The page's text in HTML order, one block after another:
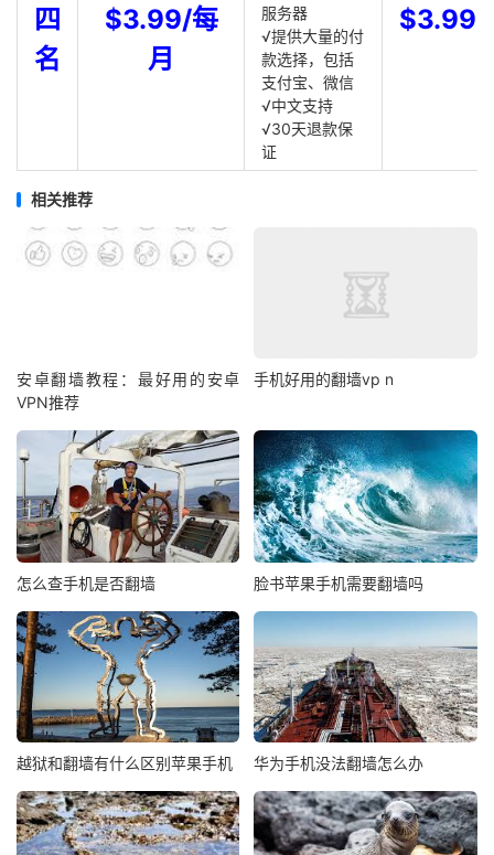
四
名
$3.99/每
月
服务器
√提供大量的付
款选择，包括
支付宝、微信
√中文支持
√30天退款保
证
$3.99
相关推荐
安卓翻墙教程：最好用的安卓
VPN推荐
手机好用的翻墙vp n
怎么查手机是否翻墙 脸书苹果手机需要翻墙吗
越狱和翻墙有什么区别苹果手机 华为手机没法翻墙怎么办